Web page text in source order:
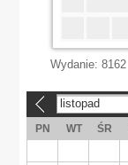
Wydanie: 8162
listopad
PN WT ŚR